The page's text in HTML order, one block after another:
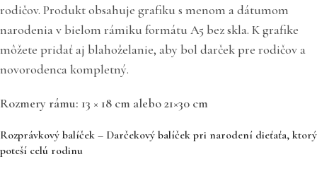
rodičov. Produkt obsahuje grafiku s menom a dátumom
narodenia v bielom rámiku formátu A5 bez skla. K grafike
môžete pridať aj blahoželanie, aby bol darček pre rodičov a
novorodenca kompletný.
Rozmery rámu: 13 × 18 cm alebo 21×30 cm
Rozprávkový balíček – Darčekový balíček pri narodení dieťaťa, ktorý
poteší celú rodinu